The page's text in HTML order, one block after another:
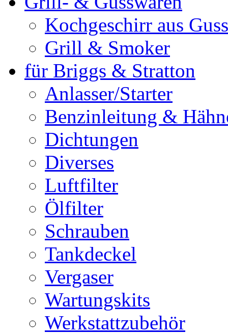
Kochgeschirr aus
Grill & Smoker
für Briggs & Stratton
Anlasser/Starter
Benzinleitung &
Dichtungen
Diverses
Luftfilter
Ölfilter
Schrauben
Tankdeckel
Vergaser
Wartungskits
Werkstattzubehör